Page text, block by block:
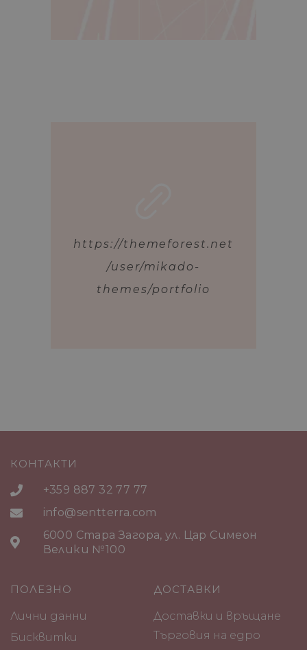
https://themeforest.net
/user/mikado-
themes/portfolio
КОНТАКТИ
+359 887 32 77 77
info@sentterra.com
6000 Стара Загора, ул. Цар Симеон
Велики №100
ПОЛЕЗНО
Лични данни
Бисквитки
ДОСТАВКИ
Доставки и връщане
Търговия на едро